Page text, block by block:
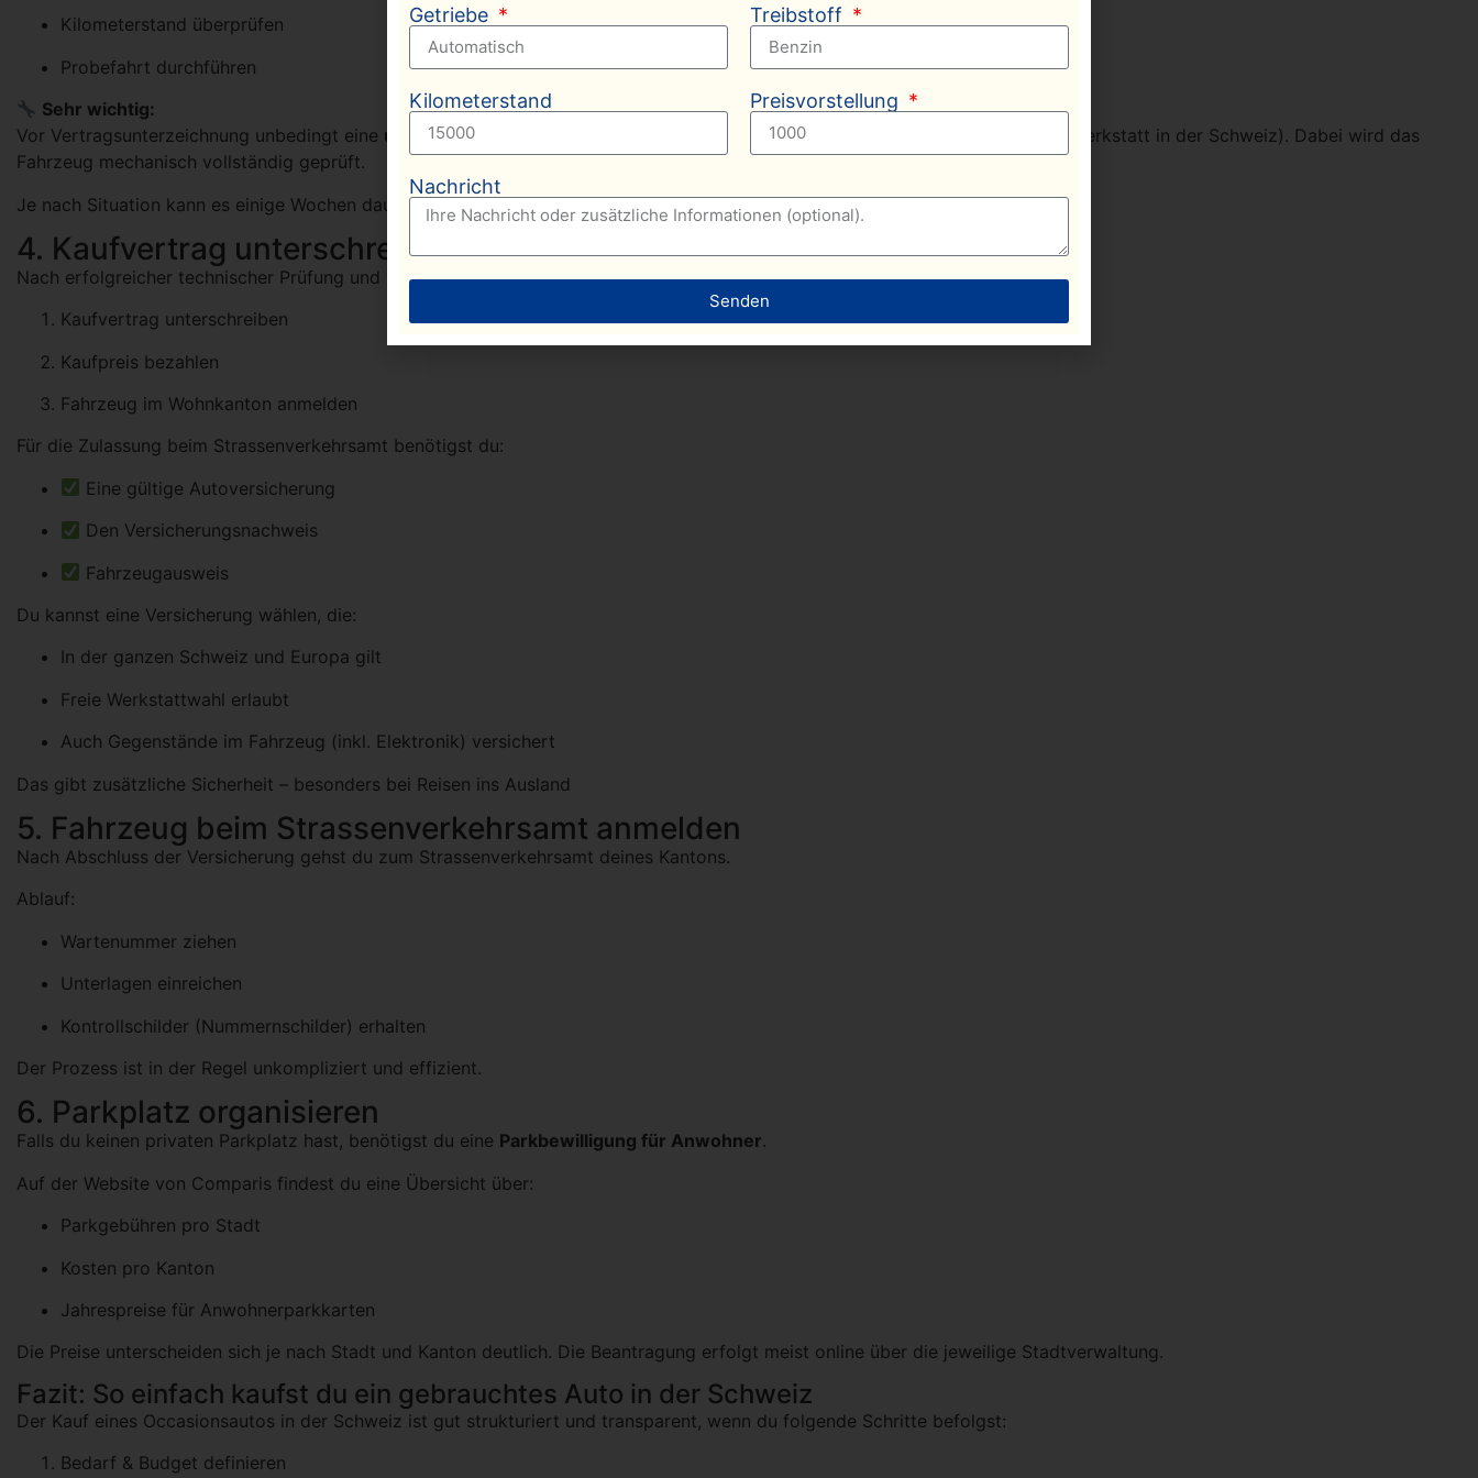
Kilometerstand überprüfen
Probefahrt durchführen
Sehr wichtig:
Vor Vertragsunterzeichnung unbedingt eine unabhängige technische Kontrolle
durchführen lassen (z. B. in einer Garage oder Werkstatt in der Schweiz). Dabei wird das
Fahrzeug mechanisch vollständig geprüft.
Je nach Situation kann es einige Wochen dauern, bis alles abgeschlossen ist.
4. Kaufvertrag unterschreiben & Auto anmelden
Nach erfolgreicher technischer Prüfung und wenn keine Mängel festgestellt wurden:
Kaufvertrag unterschreiben
Kaufpreis bezahlen
Fahrzeug im Wohnkanton anmelden
Für die Zulassung beim Strassenverkehrsamt benötigst du:
Eine gültige Autoversicherung
Den Versicherungsnachweis
Fahrzeugausweis
Du kannst eine Versicherung wählen, die:
In der ganzen Schweiz und Europa gilt
Freie Werkstattwahl erlaubt
Auch Gegenstände im Fahrzeug (inkl. Elektronik) versichert
Das gibt zusätzliche Sicherheit – besonders bei Reisen ins Ausland
5. Fahrzeug beim Strassenverkehrsamt anmelden
Nach Abschluss der Versicherung gehst du zum Strassenverkehrsamt deines Kantons.
Ablauf:
Wartenummer ziehen
Unterlagen einreichen
Kontrollschilder (Nummernschilder) erhalten
Der Prozess ist in der Regel unkompliziert und effizient.
6. Parkplatz organisieren
Falls du keinen privaten Parkplatz hast, benötigst du eine Parkbewilligung für Anwohner.
Auf der Website von Comparis findest du eine Übersicht über:
Parkgebühren pro Stadt
Kosten pro Kanton
Jahrespreise für Anwohnerparkkarten
Die Preise unterscheiden sich je nach Stadt und Kanton deutlich. Die Beantragung erfolgt meist online über die jeweilige Stadtverwaltung.
Fazit: So einfach kaufst du ein gebrauchtes Auto in der Schweiz
Der Kauf eines Occasionsautos in der Schweiz ist gut strukturiert und transparent, wenn du folgende Schritte befolgst:
Bedarf & Budget definieren
Getriebe Treibstoff
Kilometerstand Preisvorstellung
Nachricht
Senden